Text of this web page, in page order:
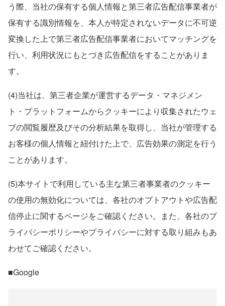
う際、当社の保有する個人情報と第三者広告配信事業者が
保有する識別情報を、本人が特定されないデータに不可逆
変換した上で第三者広告配信事業者においてマッチングを
行い、利用状況にもとづき広告配信をすることがありま
す。
(4)当社は、第三者企業が運営するデータ・マネジメン
ト・プラットフォームからクッキーにより収集されたウェ
ブの閲覧履歴及びその分析結果を取得し、当社が管理する
お客様の個人情報と紐付けた上で、広告効果の測定を行う
ことがあります。
(5)本サイトで利用している主な第三者事業者のクッキー
の使用の無効化については、各社のオプトアウトや広告配
信停止に関するページをご確認ください。また、各社のプ
ライバシーポリシーやプライバシーに対する取り組みもあ
わせてご確認ください。
■Google